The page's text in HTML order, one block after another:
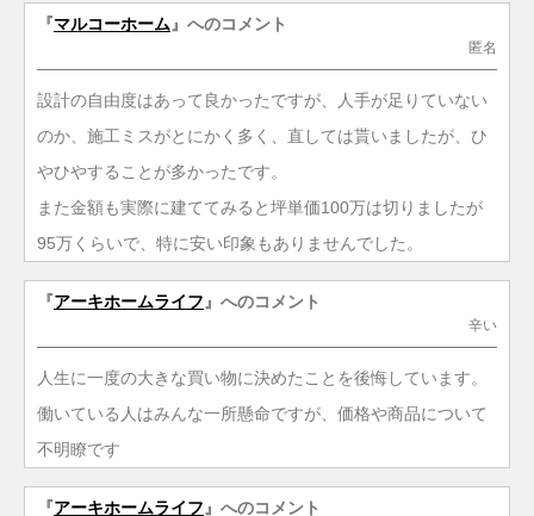
『マルコーホーム 』へのコメント
匿名
設計の自由度はあって良かったですが、人手が足りていない
のか、施工ミスがとにかく多く、直しては貰いましたが、ひ
やひやすることが多かったです。
また金額も実際に建ててみると坪単価100万は切りましたが
95万くらいで、特に安い印象もありませんでした。
『アーキホームライフ 』へのコメント
辛い
人生に一度の大きな買い物に決めたことを後悔しています。
働いている人はみんな一所懸命ですが、価格や商品について
不明瞭です
『アーキホームライフ』へのコメント